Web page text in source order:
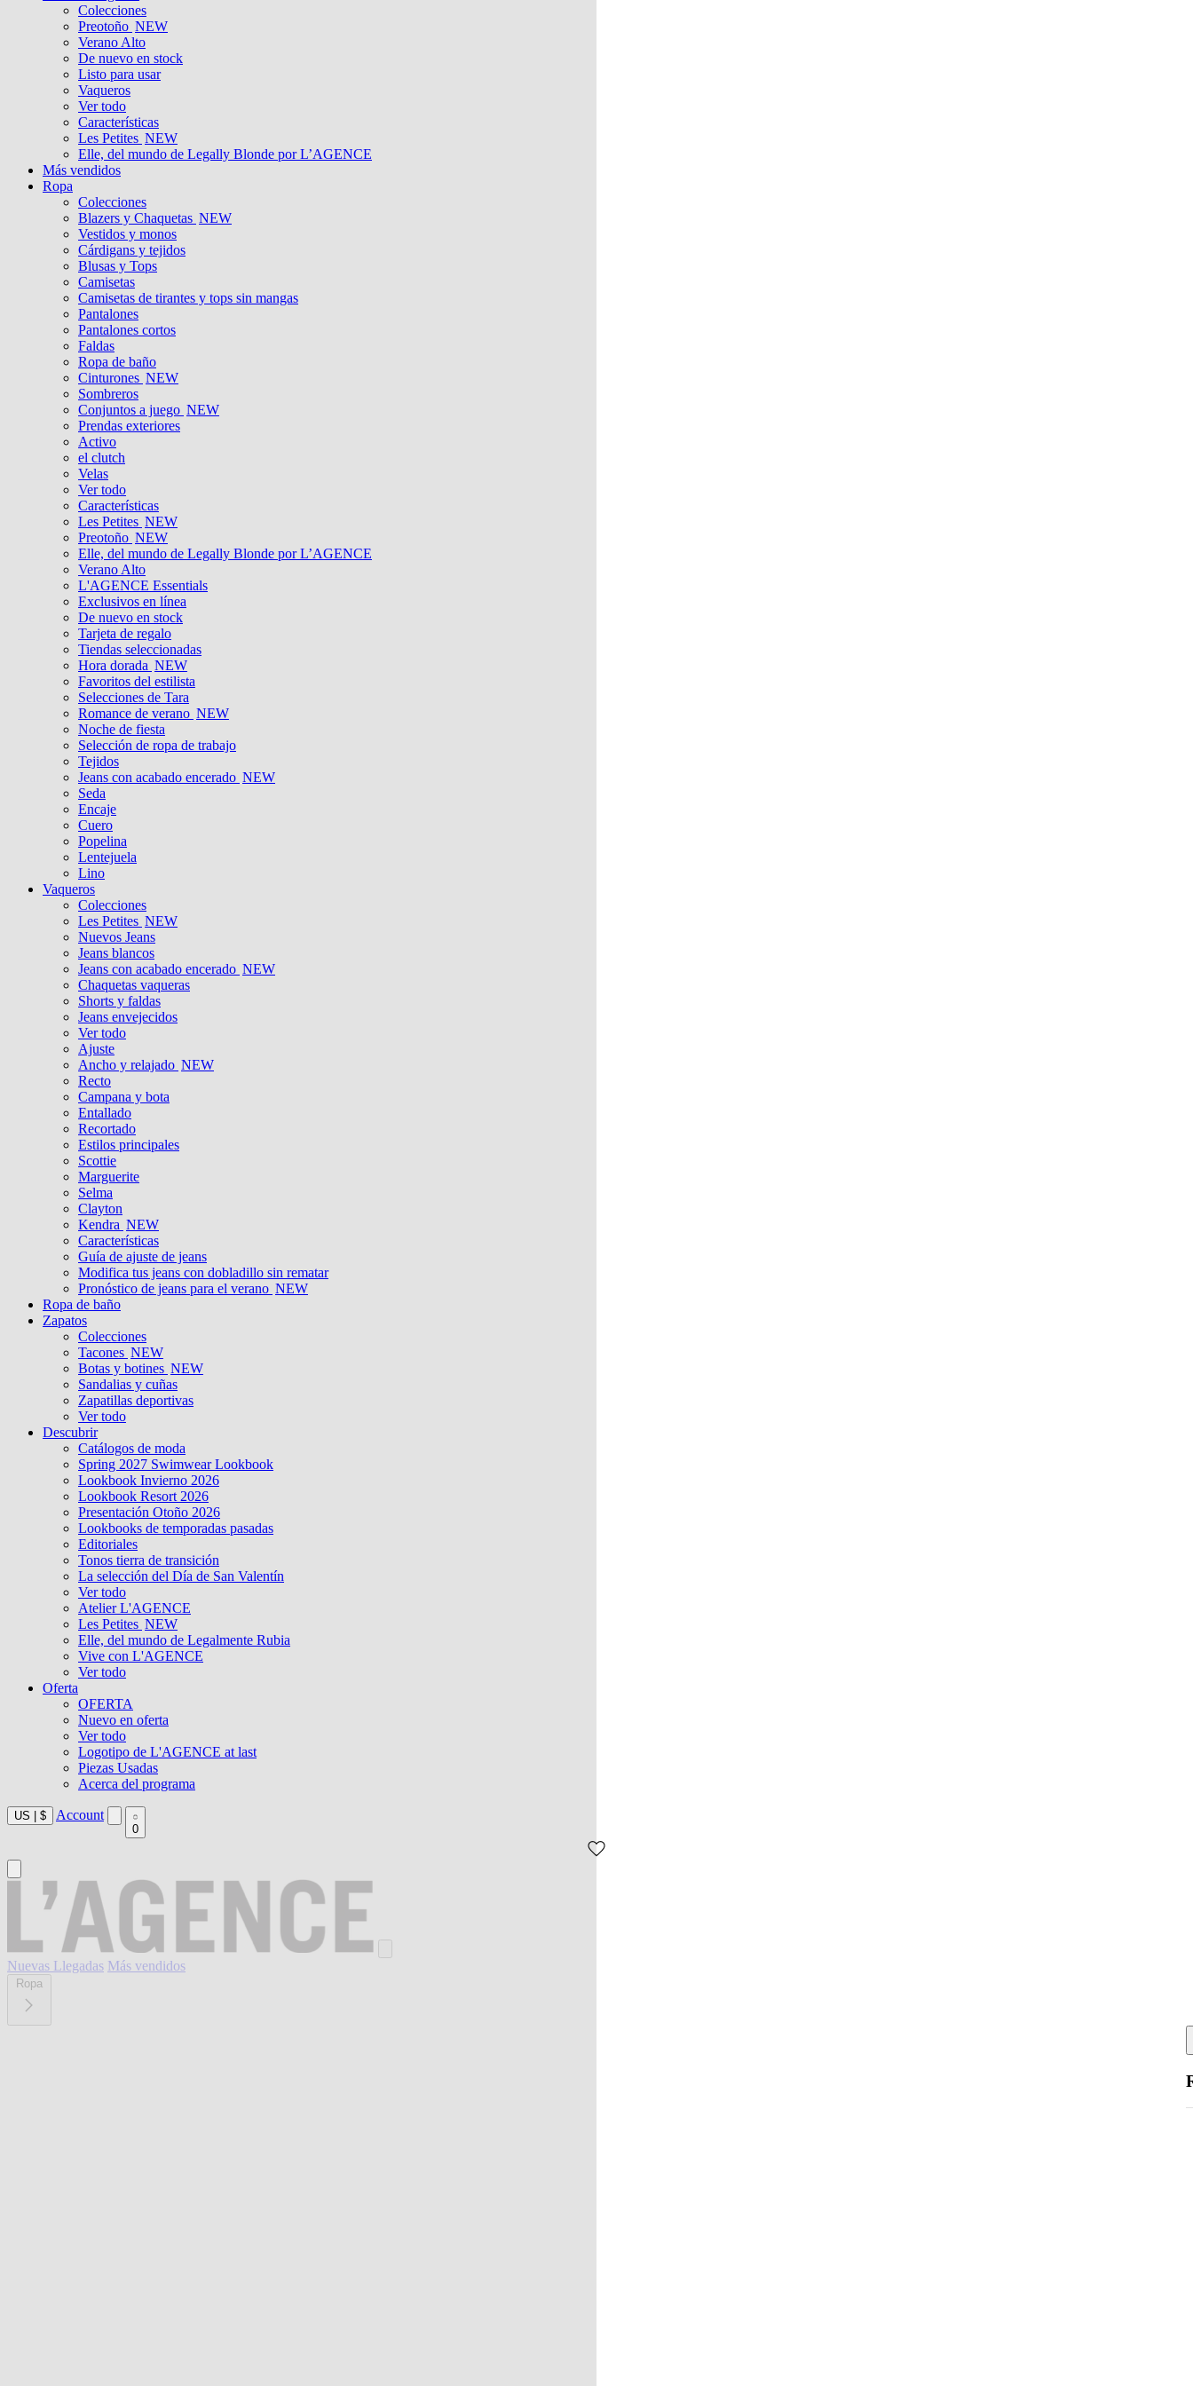
Colecciones
Preotoño NEW
Verano Alto
De nuevo en stock
Listo para usar
Vaqueros
Ver todo
Características
Les Petites NEW
Elle, del mundo de Legally Blonde por L’AGENCE
Más vendidos
Ropa
Colecciones
Blazers y Chaquetas NEW
Vestidos y monos
Cárdigans y tejidos
Blusas y Tops
Camisetas
Camisetas de tirantes y tops sin mangas
Pantalones
Pantalones cortos
Faldas
Ropa de baño
Cinturones NEW
Sombreros
Conjuntos a juego NEW
Prendas exteriores
Activo
el clutch
Velas
Ver todo
Características
Les Petites NEW
Preotoño NEW
Elle, del mundo de Legally Blonde por L’AGENCE
Verano Alto
L'AGENCE Essentials
Exclusivos en línea
De nuevo en stock
Tarjeta de regalo
Tiendas seleccionadas
Hora dorada NEW
Favoritos del estilista
Selecciones de Tara
Romance de verano NEW
Noche de fiesta
Selección de ropa de trabajo
Tejidos
Jeans con acabado encerado NEW
Seda
Encaje
Cuero
Popelina
Lentejuela
Lino
Vaqueros
Colecciones
Les Petites NEW
Nuevos Jeans
Jeans blancos
Jeans con acabado encerado NEW
Chaquetas vaqueras
Shorts y faldas
Jeans envejecidos
Ver todo
Ajuste
Ancho y relajado NEW
Recto
Campana y bota
Entallado
Recortado
Estilos principales
Scottie
Marguerite
Selma
Clayton
Kendra NEW
Características
Guía de ajuste de jeans
Modifica tus jeans con dobladillo sin rematar
Pronóstico de jeans para el verano NEW
Ropa de baño
Zapatos
Colecciones
Tacones NEW
Botas y botines NEW
Sandalias y cuñas
Zapatillas deportivas
Ver todo
Descubrir
Catálogos de moda
Spring 2027 Swimwear Lookbook
Lookbook Invierno 2026
Lookbook Resort 2026
Presentación Otoño 2026
Lookbooks de temporadas pasadas
Editoriales
Tonos tierra de transición
La selección del Día de San Valentín
Ver todo
Atelier L'AGENCE
Les Petites NEW
Elle, del mundo de Legalmente Rubia
Vive con L'AGENCE
Ver todo
Oferta
OFERTA
Nuevo en oferta
Ver todo
Logotipo de L'AGENCE at last
Piezas Usadas
Acerca del programa
US $ Account
0
Nuevas Llegadas Más vendidos
Ropa